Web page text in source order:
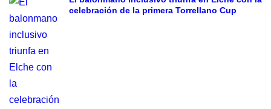
celebración de la primera Torrellano Cup